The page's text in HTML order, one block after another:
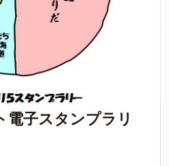
電子スタンプラリ